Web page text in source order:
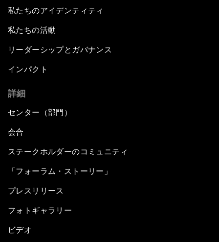
私たちのアイデンティティ
私たちの活動
リーダーシップとガバナンス
インパクト
詳細
センター（部門）
会合
ステークホルダーのコミュニティ
「フォーラム・ストーリー」
プレスリリース
フォトギャラリー
ビデオ